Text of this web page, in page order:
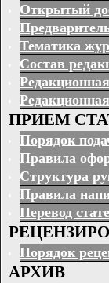
Открытый
Тематика
Состав
ПРИЕМ
Порядок
Правила
Структура
Правила
Перевод
Порядок
АРХИВ